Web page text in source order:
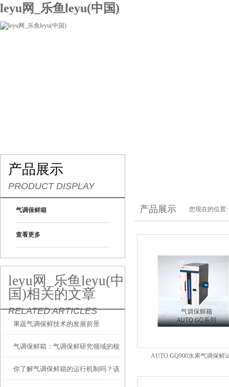
leyu网_乐鱼leyu(中国)
产品展示
PRODUCT DISPLAY
气调保鲜箱
查看更多
leyu网_乐鱼leyu(中
国)相关的文章
RELATED ARTICLES
果蔬气调保鲜技术的发展前景
气调保鲜箱：气调保鲜研究领域的核
心装备与创新引擎
你了解气调保鲜箱的运行机制吗？该
产品展示 您现在的位置:
AUTO GQ900水果气调保鲜